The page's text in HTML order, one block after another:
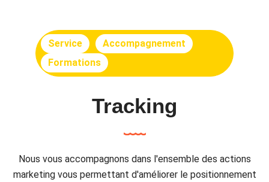
Service
Accompagnement
Formations
Tracking
Nous vous accompagnons dans l'ensemble des actions
marketing vous permettant d'améliorer le positionnement